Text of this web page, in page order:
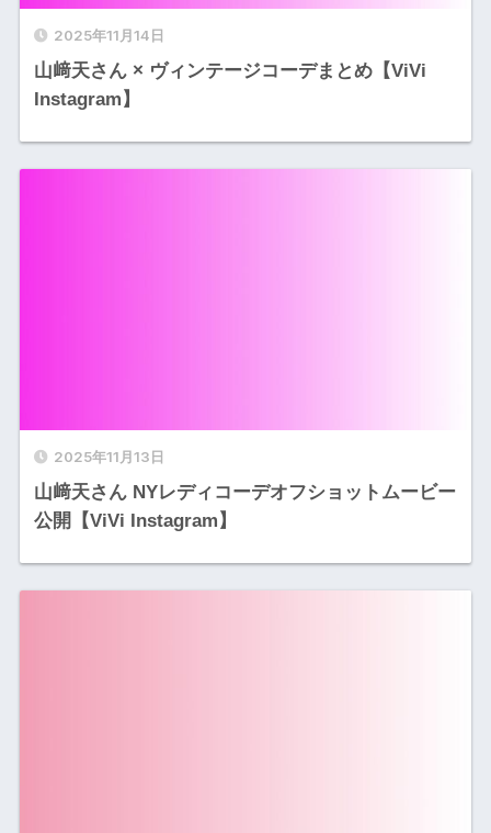
2025年11月14日
山﨑天さん × ヴィンテージコーデまとめ【ViVi
Instagram】
2025年11月13日
山﨑天さん NYレディコーデオフショットムービー
公開【ViVi Instagram】